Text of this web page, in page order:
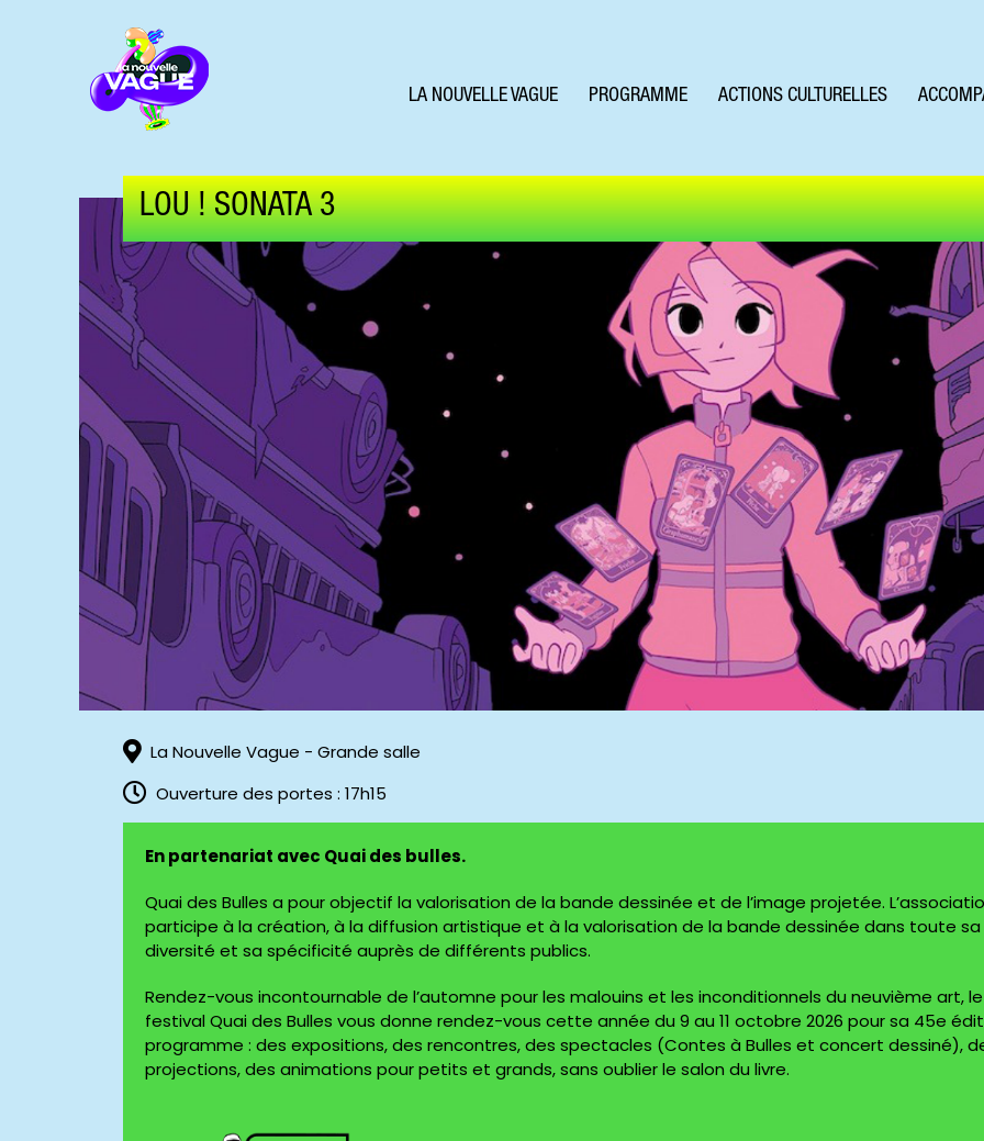
LA NOUVELLE VAGUE PROGRAMME ACTIONS CULTURELLES
LOU ! SONATA 3
La Nouvelle Vague - Grande salle
Ouverture des portes : 17h15
En partenariat avec Quai des bulles.
Quai des Bulles a pour objectif la valorisation de la bande dessinée et de l’image projetée.
participe à la création, à la diffusion artistique et à la valorisation de la bande dessinée dans toute sa
diversité et sa spécificité auprès de différents publics.
Rendez-vous incontournable de l’automne pour les malouins et les inconditionnels du neuvième art, le
festival Quai des Bulles vous donne rendez-vous cette année du 9 au 11 octobre 2026 pour sa 45e
programme : des expositions, des rencontres, des spectacles (Contes à Bulles et concert dessiné),
projections, des animations pour petits et grands, sans oublier le salon du livre.